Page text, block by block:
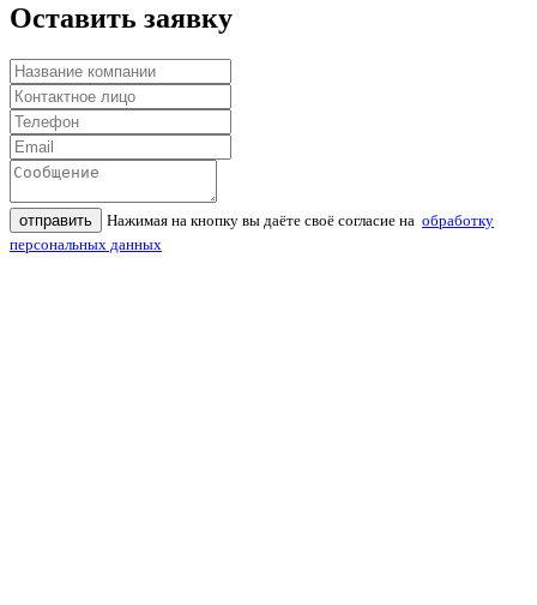
Оставить заявку
отправить Нажимая на кнопку вы даёте своё согласие на обработку
персональных данных